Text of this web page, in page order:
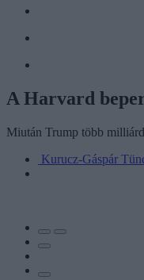
A Harvard
Miután Trump több
Kurucz-Gáspár